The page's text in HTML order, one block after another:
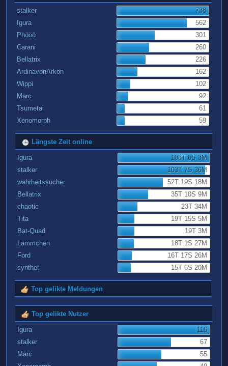
stalker
738
Igura
562
Phööö
301
Carani
260
Bellatrix
226
ArdinavonArkon
162
Wippi
102
Marc
92
Tsumetai
61
Xenomorph
59
Längste Zeit online
Igura
108T 6S 3M
stalker
103T 7S 36M
wahrheitssucher
52T 19S 18M
Bellatrix
35T 10S 9M
chaotic
23T 34M
Tita
19T 15S 5M
Bat-Quad
19T 3M
Lämmchen
18T 1S 27M
Ford
16T 17S 26M
synthet
15T 6S 20M
Top gelikte Meldungen
Top gelikte Nutzer
Igura
116
stalker
67
Marc
55